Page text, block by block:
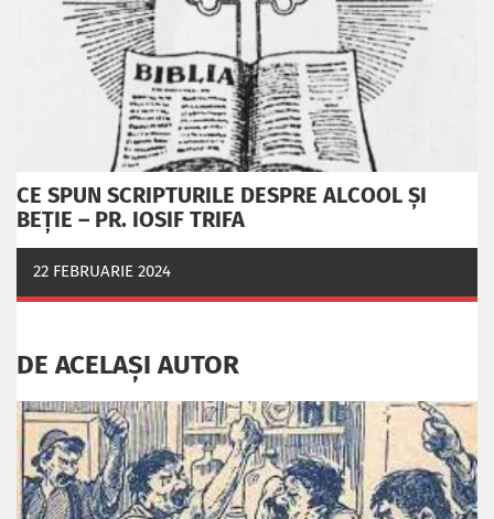
CE SPUN SCRIPTURILE DESPRE ALCOOL ȘI
BEȚIE – PR. IOSIF TRIFA
22 FEBRUARIE 2024
DE ACELAȘI AUTOR